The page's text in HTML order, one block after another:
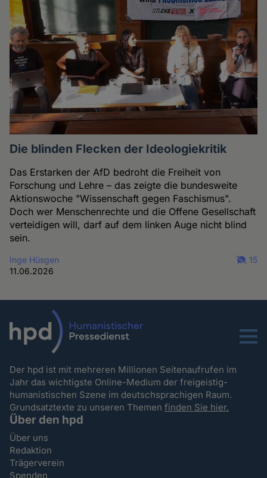
Die blinden Flecken der Ideologiekritik
Das Erstarken der AfD bedroht die Freiheit von
Forschung und Lehre – das zeigte die bundesweite
Aktionswoche "Wissenschaft gegen Faschismus".
Doch wer Menschenrechte und die Offene Gesellschaft
verteidigen will, darf auf dem linken Auge nicht blind
sein.
Inge Hüsgen
11.06.2026
15
Menu
Der hpd ist mit mehreren Millionen Seitenaufrufen im
Jahr das wichtigste Online-Medium der freigeistig-
humanistischen Szene im deutschsprachigen Raum.
Grundsatztexte zu unseren Themenfinden Sie hier.
Über den hpd
Über uns
Redaktion
Trägerverein
Spenden